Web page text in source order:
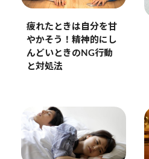
疲れたときは自分を甘
やかそう！精神的にし
んどいときのNG行動
と対処法